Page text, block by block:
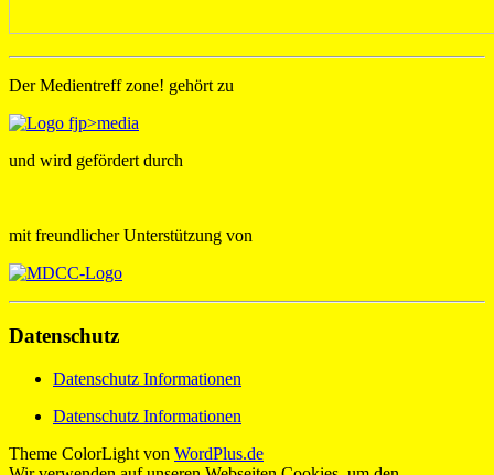
Der Medientreff zone! gehört zu
und wird gefördert durch
mit freundlicher Unterstützung von
Datenschutz
Datenschutz Informationen
Datenschutz Informationen
Theme ColorLight von WordPlus.de